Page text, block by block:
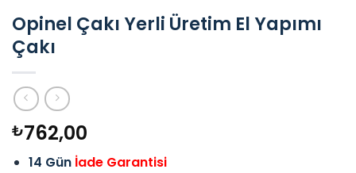
Opinel Çakı Yerli Üretim El Yapımı
Çakı
₺762,00
14 Gün İade Garantisi